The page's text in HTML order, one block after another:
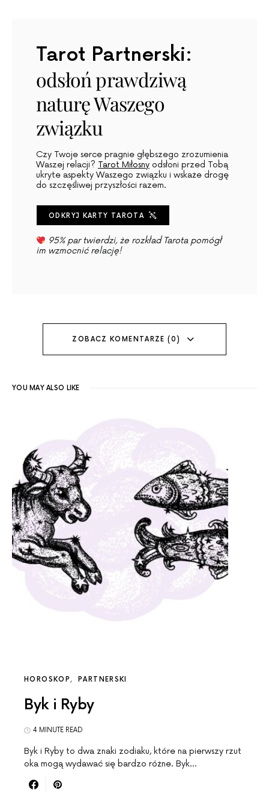
Tarot Partnerski:
odsłoń prawdziwą
naturę Waszego
związku
Czy Twoje serce pragnie głębszego zrozumienia
Waszej relacji? Tarot Miłosny odsłoni przed Tobą
ukryte aspekty Waszego związku i wskaże drogę
do szczęśliwej przyszłości razem.
ODKRYJ KARTY TAROTA
95% par twierdzi, że rozkład Tarota pomógł
im wzmocnić relację!
ZOBACZ KOMENTARZE (0)
YOU MAY ALSO LIKE
HOROSKOP PARTNERSKI
Byk i Ryby
4 MINUTE READ
Byk i Ryby to dwa znaki zodiaku, które na pierwszy rzut
oka mogą wydawać się bardzo różne. Byk…